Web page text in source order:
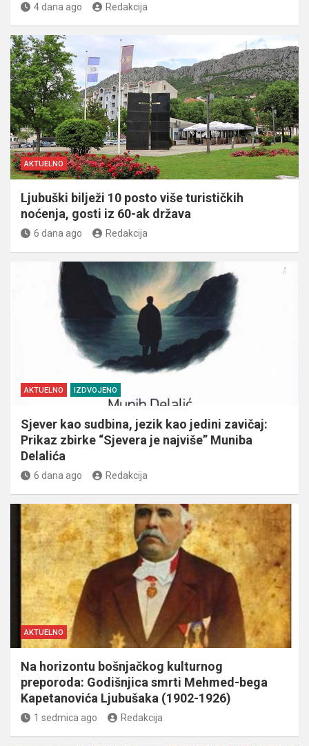
4 dana ago Redakcija
AKTUELNO
Ljubuški bilježi 10 posto više turističkih
noćenja, gosti iz 60-ak država
6 dana ago Redakcija
AKTUELNO IZDVOJENO
Sjever kao sudbina, jezik kao jedini zavičaj:
Prikaz zbirke “Sjevera je najviše” Muniba
Delalića
6 dana ago Redakcija
AKTUELNO
Na horizontu bošnjačkog kulturnog
preporoda: Godišnjica smrti Mehmed-bega
Kapetanovića Ljubušaka (1902-1926)
1 sedmica ago Redakcija